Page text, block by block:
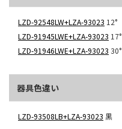
LZD-92548LW+LZA-93023 12°
LZD-91945LWE+LZA-93023 17°
LZD-91946LWE+LZA-93023 30°
器具色違い
LZD-93508LB+LZA-93023 黒